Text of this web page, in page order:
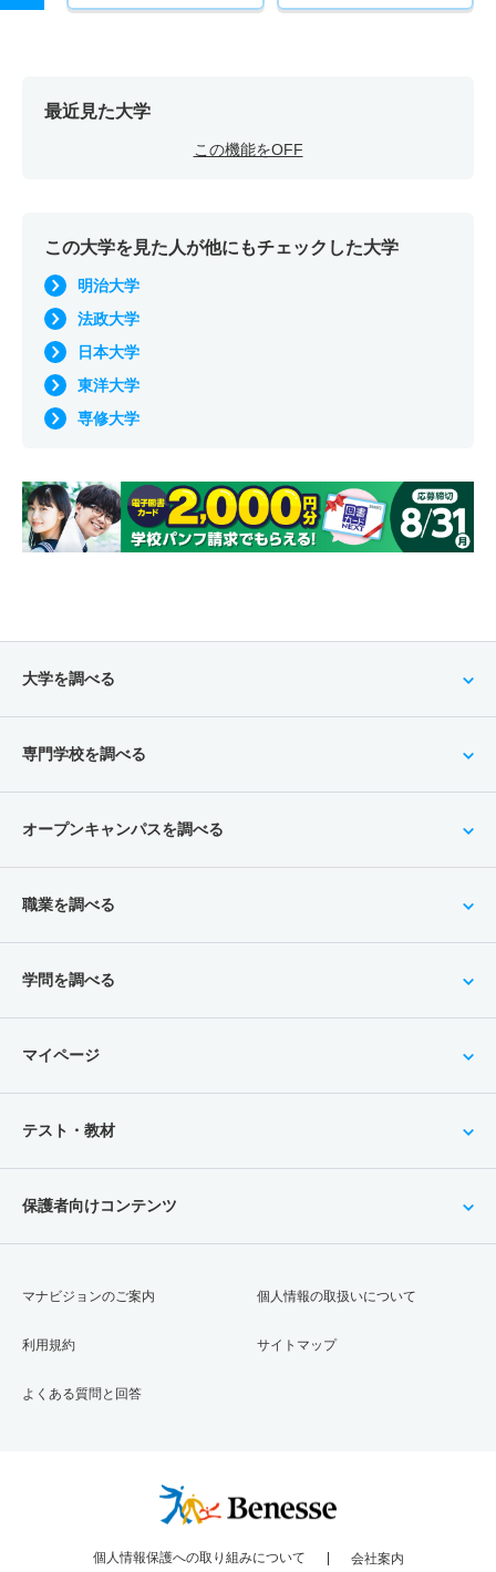
最近見た大学
この機能をOFF
この大学を見た人が他にもチェックした大学
明治大学
法政大学
日本大学
東洋大学
専修大学
大学を調べる
専門学校を調べる
オープンキャンパスを調べる
職業を調べる
学問を調べる
マイページ
テスト・教材
保護者向けコンテンツ
マナビジョンのご案内
利用規約
よくある質問と回答
個人情報の取扱いについて
サイトマップ
個人情報保護への取り組みについて 会社案内